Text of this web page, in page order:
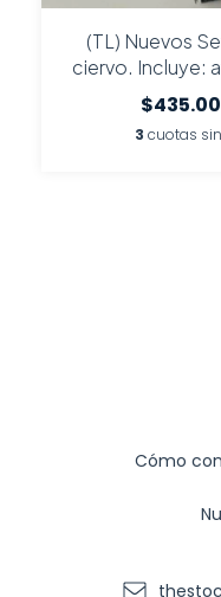
(TL) Nuevos
ciervo. Incluye:
3 cuotas
Cómo